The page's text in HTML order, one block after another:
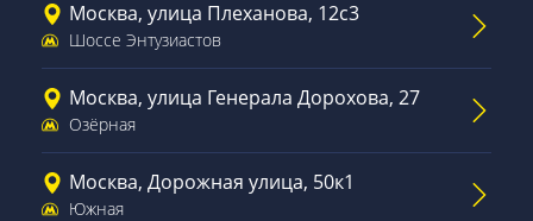
Москва, улица Плеханова, 12с3
Шоссе Энтузиастов
Москва, улица Генерала Дорохова, 27
Озёрная
Москва, Дорожная улица, 50к1
Южная